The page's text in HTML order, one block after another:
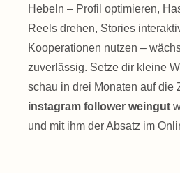
Hebeln – Profil optimieren,
Reels drehen, Stories
Kooperationen nutzen –
zuverlässig. Setze dir kleine
schau in drei Monaten auf die
instagram follower weingut
und mit ihm der Absatz im